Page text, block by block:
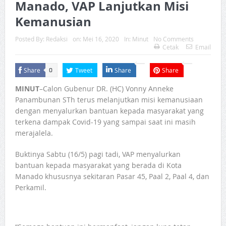
Manado, VAP Lanjutkan Misi
Kemanusian
Posted By: Redaksi on: Mei 16, 2020 In: Minut
No Comments
Cetak
Email
Share 0 Tweet Share Share
MINUT–Calon Gubenur DR. (HC) Vonny Anneke
Panambunan STh terus melanjutkan misi kemanusiaan
dengan menyalurkan bantuan kepada masyarakat yang
terkena dampak Covid-19 yang sampai saat ini masih
merajalela.
Buktinya Sabtu (16/5) pagi tadi, VAP menyalurkan
bantuan kepada masyarakat yang berada di Kota
Manado khususnya sekitaran Pasar 45, Paal 2, Paal 4, dan
Perkamil.